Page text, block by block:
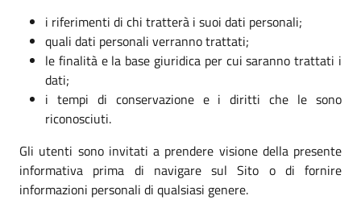
i riferimenti di chi tratterà i suoi dati personali;
quali dati personali verranno trattati;
le finalità e la base giuridica per cui saranno trattati i
dati;
i tempi di conservazione e i diritti che le sono
riconosciuti.
Gli utenti sono invitati a prendere visione della presente
informativa prima di navigare sul Sito o di fornire
informazioni personali di qualsiasi genere.